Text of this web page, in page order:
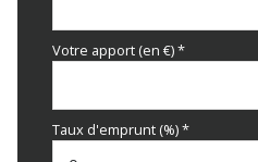
Votre apport (en €) *
Taux d'emprunt (%) *